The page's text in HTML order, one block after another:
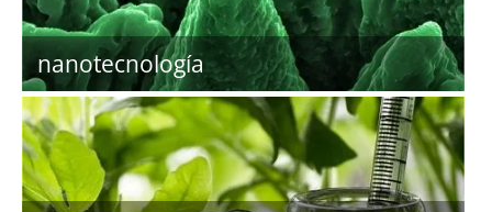
nanotecnología